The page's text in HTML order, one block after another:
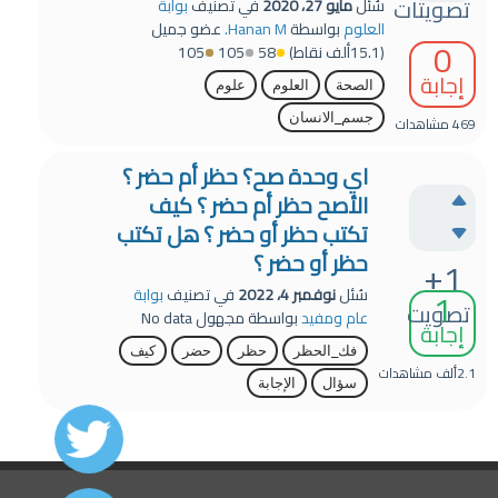
تصويتات
0
إجابة
469مشاهدات
سُئلمايو 27، 2020 في تصنيفبوابة
العلومبواسطةHanan M. عضو جميل
(15.1ألف نقاط) 58
105
105
الصحة العلوم
علوم
جسم_الانسان
+1
تصويت
1
إجابة
2.1ألف مشاهدات
اي وحدة صح؟ حظر أم حضر ؟
الأصح حظر أم حضر ؟ كيف
تكتب حظر أو حضر ؟ هل تكتب
حظر أو حضر ؟
سُئلنوفمبر 4، 2022 في تصنيفبوابة
عام ومفيدبواسطةمجهولNo data
فك_الحظر حظر حضر
كيف
سؤال
الإجابة